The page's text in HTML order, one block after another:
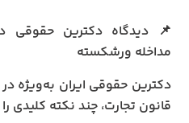
📌 دیدگاه دکترین
مداخله ورشکسته
قانون تجارت، چند نکته کلیدی